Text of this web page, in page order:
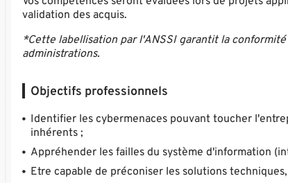
validation des acquis.
*Cette labellisation par l'ANSSI garantit la
administrations.
Objectifs professionnels
Identifier les cybermenaces pouvant toucher
inhérents ;
Appréhender les failles du système d'information
Etre capable de préconiser les solutions